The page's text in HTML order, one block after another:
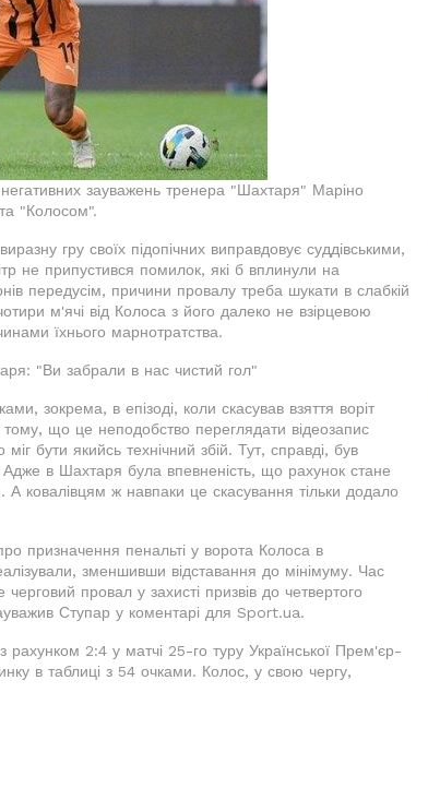
зауважень тренера "Шахтаря" Маріно
"Колосом".
гру своїх підопічних виправдовує суддівськими,
не припустився помилок, які б вплинули на
передусім, причини провалу треба шукати в слабкій
м'ячі від Колоса з його далеко не взірцевою
їхнього марнотратства.
"Ви забрали в нас чистий гол"
зокрема, в епізоді, коли скасував взяття воріт
що це неподобство переглядати відеозапис
бути якийсь технічний збій. Тут, справді, був
в Шахтаря була впевненість, що рахунок стане
ковалівцям ж навпаки це скасування тільки додало
призначення пенальті у ворота Колоса в
зменшивши відставання до мінімуму. Час
провал у захисті призвів до четвертого
Ступар у коментарі для Sport.ua.
2:4 у матчі 25-го туру Української Прем'єр-
в таблиці з 54 очками. Колос, у свою чергу,